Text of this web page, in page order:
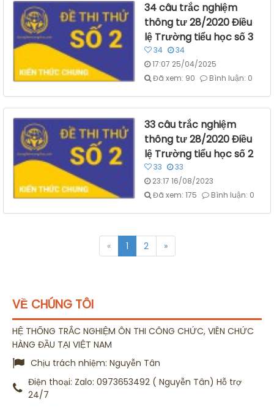
34 câu trắc nghiệm
thông tư 28/2020 Điều
lệ Trường tiểu học số 3
34
34
17:07 25/04/2025
Đã xem: 90
Bình luận: 0
33 câu trắc nghiệm
thông tư 28/2020 Điều
lệ Trường tiểu học số 2
33
33
23:17 16/08/2023
Đã xem: 175
Bình luận: 0
« 1 2 »
VỀ CHÚNG TÔI
HỆ THỐNG TRẮC NGHIỆM ÔN THI CÔNG CHỨC, VIÊN CHỨC
HÀNG ĐẦU TẠI VIỆT NAM
Chịu trách nhiệm: Nguyễn Tân
Điện thoại: Zalo: 0973653492 ( Nguyễn Tân) Hỗ trợ
24/7